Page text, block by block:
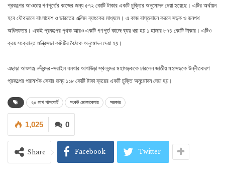
প্রকল্পের আওতায় গণপূর্তের কাজের জন্য ৫৭২ কোটি টাকার একটি চুক্তির অনুমোদন দেয়া হয়েছে। এটির অর্থায়ন
হবে যৌথভাবে বাংলাদেশ ও ভারতের এক্সিম ব্যাংকের মাধ্যমে। এ কাজ বাস্তবায়ন করবে সড়ক ও জনপথ
অধিদফতর। একই প্রকল্পের পৃথক আরও একটি গণপূর্ত কাজে ব্যয় ধরা হয় ১ হাজার ৮৭৪ কোটি টাকার। এটিও
ক্রয় সংক্রান্ত মন্ত্রিসভা কমিটির বৈঠকে অনুমোদন দেয়া হয়।
এছাড়া আশুগঞ্জ নদীবন্দর-সরাইল ধলখার আখাউড়া স্থলবন্দর মহাসড়ককে চারলেন জাতীয় মহাসড়কে উন্নীতকরণ
প্রকল্পের পরামর্শক সেবার জন্য ১১৮ কোটি টাকা ব্যয়ের একটি চুক্তি অনুমোদন দেয়া হয়।
২০ লাখ পাসপোর্ট সংকট মোকাবেলায় সরকার
0
1,025
Share Facebook Twitter